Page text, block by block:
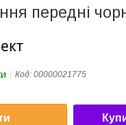
передні
Код: 00000021775